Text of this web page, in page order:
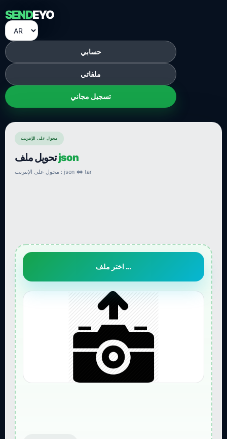
SENDEYO
حسابي
ملفاتي
تسجيل مجاني
محول على الإنترنت
تحويل ملفjson
محول على الإنترنت : json ⇔ tar
اختر ملف ...